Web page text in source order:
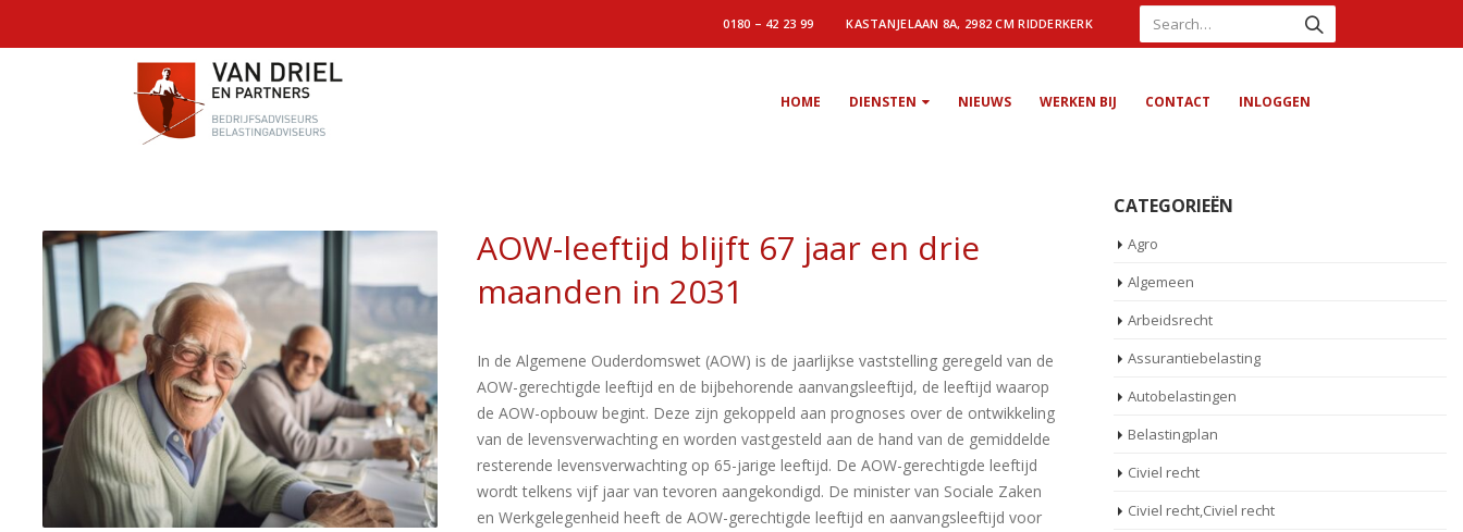
0180 – 42 23 99 KASTANJELAAN 8A, 2982 CM RIDDERKERK
HOME DIENSTEN NIEUWS WERKEN BIJ CONTACT INLOGGEN
AOW-leeftijd blijft 67 jaar en drie
maanden in 2031
In de Algemene Ouderdomswet (AOW) is de jaarlijkse vaststelling geregeld van de
AOW-gerechtigde leeftijd en de bijbehorende aanvangsleeftijd, de leeftijd waarop
de AOW-opbouw begint. Deze zijn gekoppeld aan prognoses over de ontwikkeling
van de levensverwachting en worden vastgesteld aan de hand van de gemiddelde
resterende levensverwachting op 65-jarige leeftijd. De AOW-gerechtigde leeftijd
wordt telkens vijf jaar van tevoren aangekondigd. De minister van Sociale Zaken
en Werkgelegenheid heeft de AOW-gerechtigde leeftijd en aanvangsleeftijd voor
CATEGORIEËN
Agro
Algemeen
Arbeidsrecht
Assurantiebelasting
Autobelastingen
Belastingplan
Civiel recht
Civiel recht,Civiel recht